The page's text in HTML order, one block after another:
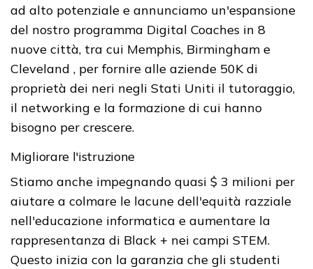
ad alto potenziale e annunciamo un'espansione
del nostro programma Digital Coaches in 8
nuove città, tra cui Memphis, Birmingham e
Cleveland , per fornire alle aziende 50K di
proprietà dei neri negli Stati Uniti il ​​tutoraggio,
il networking e la formazione di cui hanno
bisogno per crescere.
Migliorare l'istruzione
Stiamo anche impegnando quasi $ 3 milioni per
aiutare a colmare le lacune dell'equità razziale
nell'educazione informatica e aumentare la
rappresentanza di Black + nei campi STEM.
Questo inizia con la garanzia che gli studenti